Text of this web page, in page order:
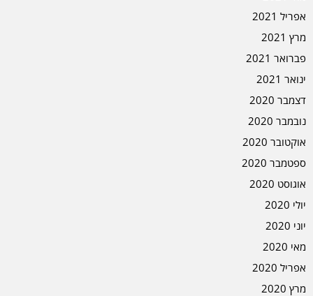
אפריל 2021
מרץ 2021
פברואר 2021
ינואר 2021
דצמבר 2020
נובמבר 2020
אוקטובר 2020
ספטמבר 2020
אוגוסט 2020
יולי 2020
יוני 2020
מאי 2020
אפריל 2020
מרץ 2020